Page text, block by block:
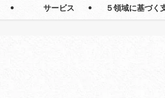
サービス ５領域に基づく